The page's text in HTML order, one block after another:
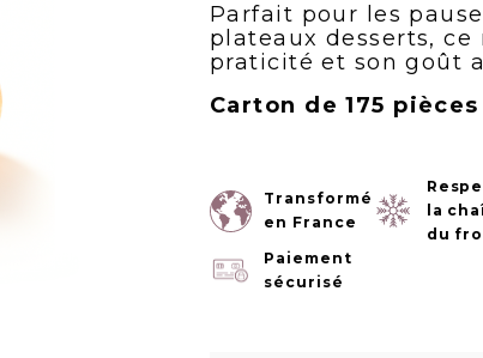
Parfait pour les
plateaux desserts,
praticité et son goût
Carton de 175 pièces
Transformé
en France
la
du
Paiement
sécurisé